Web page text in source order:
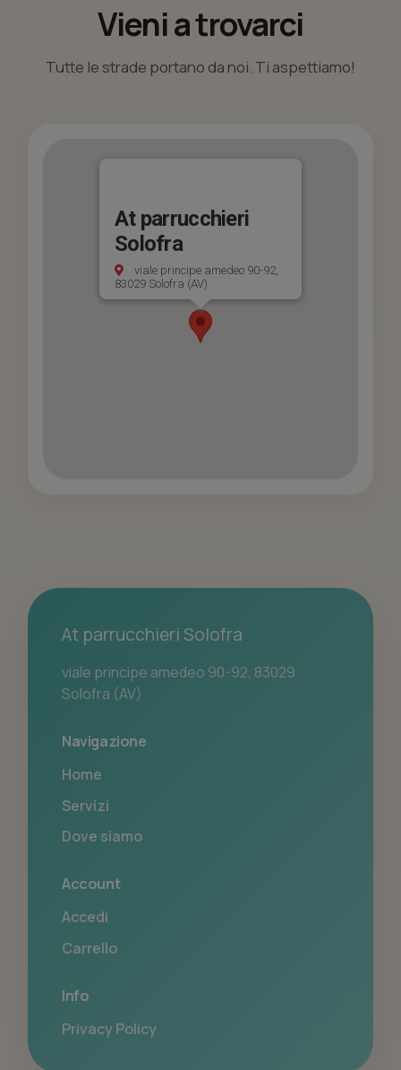
Vieni a trovarci
Tutte le strade portano da noi. Ti aspettiamo!
At parrucchieri
Solofra
viale principe amedeo 90-92,
83029 Solofra (AV)
At parrucchieri Solofra
viale principe amedeo 90-92, 83029
Solofra (AV)
Navigazione
Home
Servizi
Dove siamo
Account
Accedi
Carrello
Info
Privacy Policy